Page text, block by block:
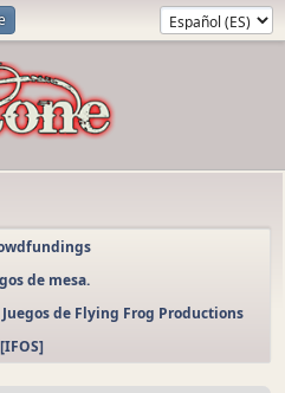
de mesa.
Juegos de Flying Frog Productions